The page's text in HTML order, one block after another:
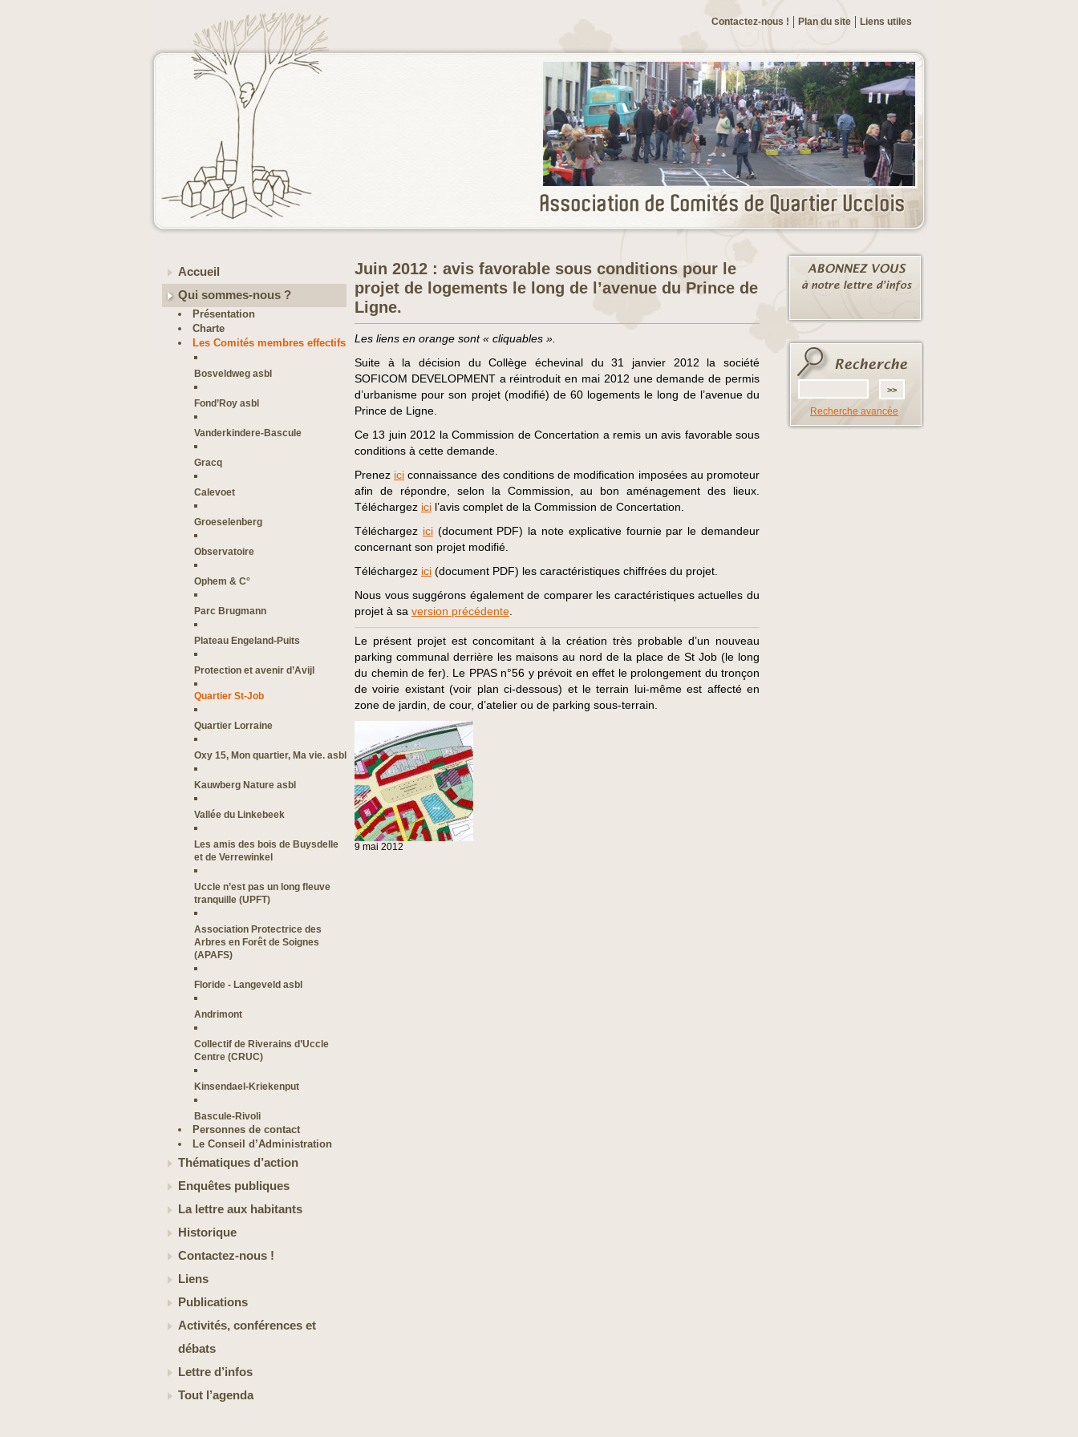
Liens utiles
Plan du site
Contactez-nous !
Accueil
Qui sommes-nous ?
Présentation
Charte
Les Comités membres effectifs
Bosveldweg asbl
Fond’Roy asbl
Vanderkindere-Bascule
Gracq
Calevoet
Groeselenberg
Observatoire
Ophem & C°
Parc Brugmann
Plateau Engeland-Puits
Protection et avenir d’Avijl
Quartier St-Job
Quartier Lorraine
Oxy 15, Mon quartier, Ma vie. asbl
Kauwberg Nature asbl
Vallée du Linkebeek
Les amis des bois de Buysdelle
et de Verrewinkel
Uccle n’est pas un long fleuve
tranquille (UPFT)
Association Protectrice des
Arbres en Forêt de Soignes
(APAFS)
Floride - Langeveld asbl
Andrimont
Collectif de Riverains d’Uccle
Centre (CRUC)
Kinsendael-Kriekenput
Bascule-Rivoli
Personnes de contact
Le Conseil d’Administration
Thématiques d’action
Enquêtes publiques
La lettre aux habitants
Historique
Contactez-nous !
Liens
Publications
Activités, conférences et
débats
Lettre d’infos
Tout l’agenda
Juin 2012 : avis favorable sous conditions pour le
projet de logements le long de l’avenue du Prince de
Ligne.
Les liens en orange sont « cliquables ».
Suite à la décision du Collège échevinal du 31 janvier 2012 la société
SOFICOM DEVELOPMENT a réintroduit en mai 2012 une demande de permis
d’urbanisme pour son projet (modifié) de 60 logements le long de l’avenue du
Prince de Ligne.
Ce 13 juin 2012 la Commission de Concertation a remis un avis favorable sous
conditions à cette demande.
Prenez ici connaissance des conditions de modification imposées au promoteur
afin de répondre, selon la Commission, au bon aménagement des lieux.
Téléchargez ici l’avis complet de la Commission de Concertation.
Téléchargez ici(document PDF) la note explicative fournie par le demandeur
concernant son projet modifié.
Téléchargez ici (document PDF) les caractéristiques chiffrées du projet.
Nous vous suggérons également de comparer les caractéristiques actuelles du
projet à sa version précédente
Le présent projet est concomitant à la création très probable d’un nouveau
parking communal derrière les maisons au nord de la place de St Job (le long
du chemin de fer). Le PPAS n°56 y prévoit en effet le prolongement du tronçon
de voirie existant (voir plan ci-dessous) et le terrain lui-même est affecté en
zone de jardin, de cour, d’atelier ou de parking sous-terrain.
9 mai 2012
Recherche avancée